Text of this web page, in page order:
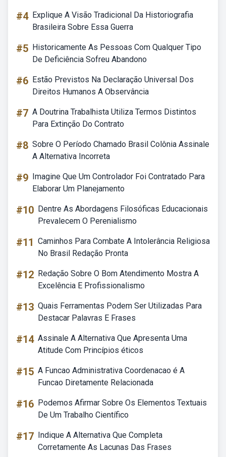
#4 Explique A Visão Tradicional Da Historiografia
Brasileira Sobre Essa Guerra
#5 Historicamente As Pessoas Com Qualquer Tipo
De Deficiência Sofreu Abandono
#6 Estão Previstos Na Declaração Universal Dos
Direitos Humanos A Observância
#7 A Doutrina Trabalhista Utiliza Termos Distintos
Para Extinção Do Contrato
#8 Sobre O Período Chamado Brasil Colônia Assinale
A Alternativa Incorreta
#9 Imagine Que Um Controlador Foi Contratado Para
Elaborar Um Planejamento
#10 Dentre As Abordagens Filosóficas Educacionais
Prevalecem O Perenialismo
#11 Caminhos Para Combate A Intolerância Religiosa
No Brasil Redação Pronta
#12 Redação Sobre O Bom Atendimento Mostra A
Excelência E Profissionalismo
#13 Quais Ferramentas Podem Ser Utilizadas Para
Destacar Palavras E Frases
#14 Assinale A Alternativa Que Apresenta Uma
Atitude Com Princípios éticos
#15 A Funcao Administrativa Coordenacao é A
Funcao Diretamente Relacionada
#16 Podemos Afirmar Sobre Os Elementos Textuais
De Um Trabalho Científico
#17 Indique A Alternativa Que Completa
Corretamente As Lacunas Das Frases